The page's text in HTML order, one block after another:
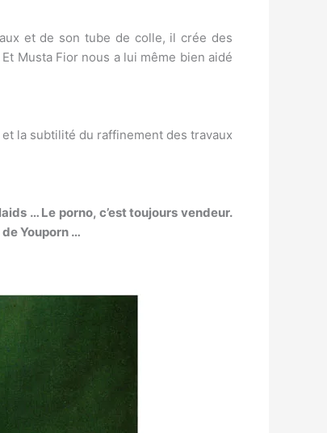
et de son tube de colle, il crée des
Musta Fior nous a lui même bien aidé
la subtilité du raffinement des travaux
… Le porno, c’est toujours vendeur.
Youporn …